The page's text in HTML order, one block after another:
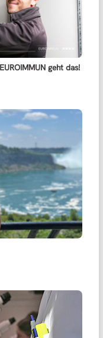
geht das!